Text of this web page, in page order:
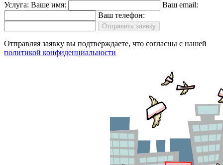
Услуга: Ваше имя:
Ваш email:
Ваш телефон:
Отправить заявку
Отправляя заявку вы подтверждаете, что согласны с нашей
политикой конфиденциальности